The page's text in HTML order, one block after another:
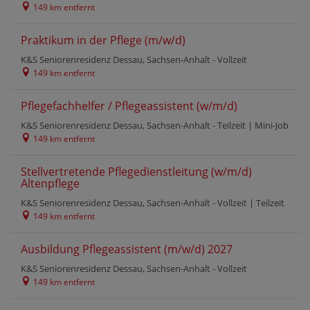
149 km entfernt
Praktikum in der Pflege (m/w/d)
K&S Seniorenresidenz Dessau, Sachsen-Anhalt -Vollzeit
149 km entfernt
Pflegefachhelfer / Pflegeassistent (w/m/d)
K&S Seniorenresidenz Dessau, Sachsen-Anhalt -Teilzeit | Mini-Job
149 km entfernt
Stellvertretende Pflegedienstleitung (w/m/d)
Altenpflege
K&S Seniorenresidenz Dessau, Sachsen-Anhalt -Vollzeit | Teilzeit
149 km entfernt
Ausbildung Pflegeassistent (m/w/d) 2027
K&S Seniorenresidenz Dessau, Sachsen-Anhalt -Vollzeit
149 km entfernt